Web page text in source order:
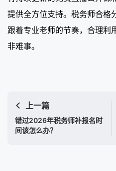
提供全方位支持。税务师合格
跟着专业老师的节奏，合理利
非难事。
上一篇
错过2026年税务师补报名时
间该怎么办？